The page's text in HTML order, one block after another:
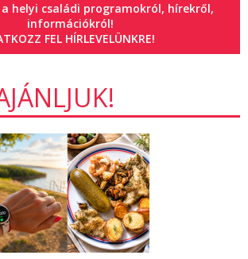
helyi családi programokról, hírekről,
információkról!
FEL HÍRLEVELÜNKRE!